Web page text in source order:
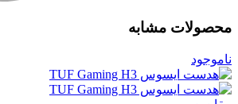
محصولات مشابه
ناموجود